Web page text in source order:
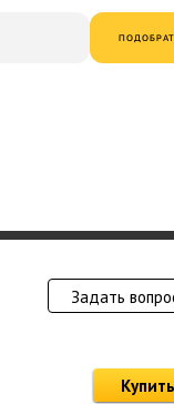
Задать
Купить